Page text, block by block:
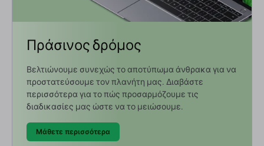
Πράσινος δρόμος
Βελτιώνουμε συνεχώς το αποτύπωμα άνθρακα για να
προστατεύσουμε τον πλανήτη μας. Διαβάστε
περισσότερα για το πώς προσαρμόζουμε τις
διαδικασίες μας ώστε να το μειώσουμε.
Μάθετε περισσότερα